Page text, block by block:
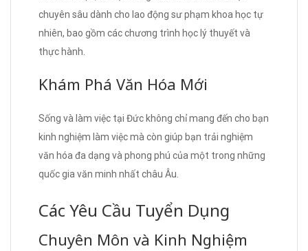
chuyên sâu dành cho lao động sư phạm khoa học tự
nhiên, bao gồm các chương trình học lý thuyết và
thực hành.
Khám Phá Văn Hóa Mới
Sống và làm việc tại Đức không chỉ mang đến cho bạn
kinh nghiệm làm việc mà còn giúp bạn trải nghiệm
văn hóa đa dạng và phong phú của một trong những
quốc gia văn minh nhất châu Âu.
Các Yêu Cầu Tuyển Dụng
Chuyên Môn và Kinh Nghiệm